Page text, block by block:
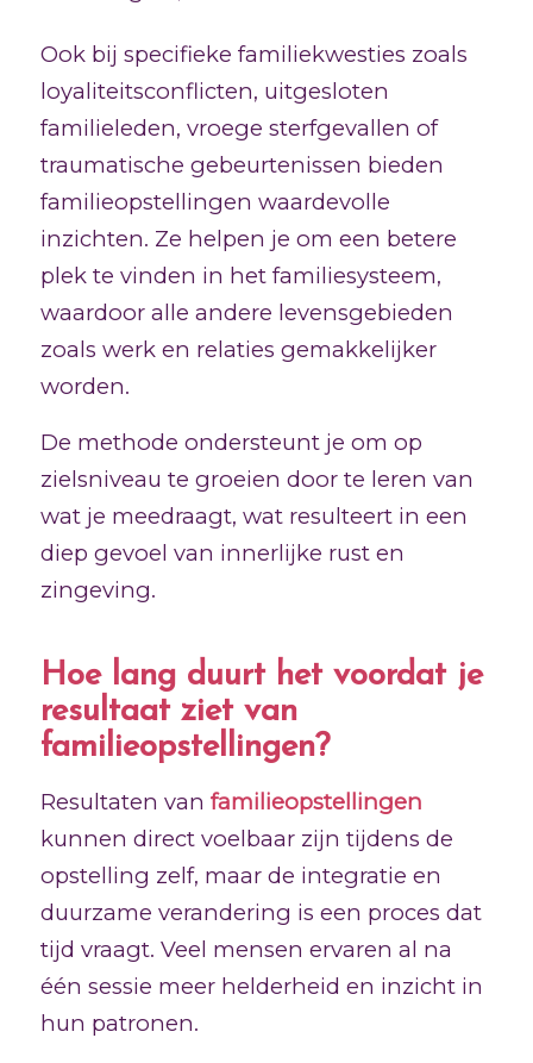
Ook bij specifieke familiekwesties zoals
loyaliteitsconflicten, uitgesloten
familieleden, vroege sterfgevallen of
traumatische gebeurtenissen bieden
familieopstellingen waardevolle
inzichten. Ze helpen je om een betere
plek te vinden in het familiesysteem,
waardoor alle andere levensgebieden
zoals werk en relaties gemakkelijker
worden.
De methode ondersteunt je om op
zielsniveau te groeien door te leren van
wat je meedraagt, wat resulteert in een
diep gevoel van innerlijke rust en
zingeving.
Hoe lang duurt het voordat je
resultaat ziet van
familieopstellingen?
Resultaten van familieopstellingen
kunnen direct voelbaar zijn tijdens de
opstelling zelf, maar de integratie en
duurzame verandering is een proces dat
tijd vraagt. Veel mensen ervaren al na
één sessie meer helderheid en inzicht in
hun patronen.